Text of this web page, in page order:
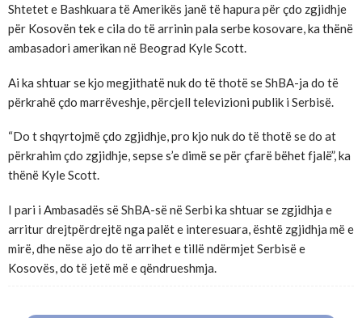
Shtetet e Bashkuara të Amerikës janë të hapura për çdo zgjidhje
për Kosovën tek e cila do të arrinin pala serbe kosovare, ka thënë
ambasadori amerikan në Beograd Kyle Scott.
Ai ka shtuar se kjo megjithatë nuk do të thotë se ShBA-ja do të
përkrahë çdo marrëveshje, përcjell televizioni publik i Serbisë.
“Do t shqyrtojmë çdo zgjidhje, pro kjo nuk do të thotë se do at
përkrahim çdo zgjidhje, sepse s’e dimë se për çfarë bëhet fjalë”, ka
thënë Kyle Scott.
I pari i Ambasadës së ShBA-së në Serbi ka shtuar se zgjidhja e
arritur drejtpërdrejtë nga palët e interesuara, është zgjidhja më e
mirë, dhe nëse ajo do të arrihet e tillë ndërmjet Serbisë e
Kosovës, do të jetë më e qëndrueshmja.